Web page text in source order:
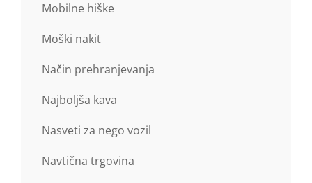
Mobilne hiške
Moški nakit
Način prehranjevanja
Najboljša kava
Nasveti za nego vozil
Navtična trgovina